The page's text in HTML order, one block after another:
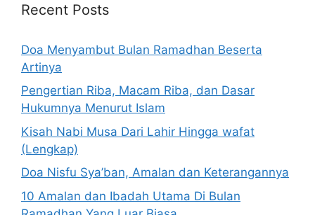
Recent Posts
Doa Menyambut Bulan Ramadhan Beserta
Artinya
Pengertian Riba, Macam Riba, dan Dasar
Hukumnya Menurut Islam
Kisah Nabi Musa Dari Lahir Hingga wafat
(Lengkap)
Doa Nisfu Sya’ban, Amalan dan Keterangannya
10 Amalan dan Ibadah Utama Di Bulan